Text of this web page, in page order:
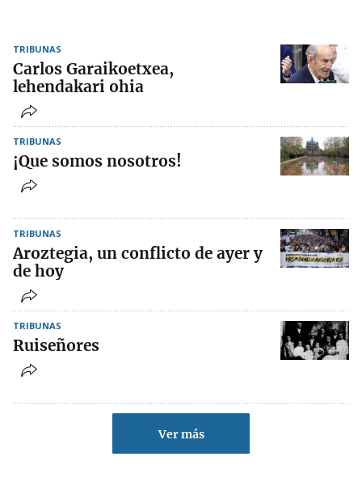
TRIBUNAS
Carlos Garaikoetxea,
lehendakari ohia
TRIBUNAS
¡Que somos nosotros!
TRIBUNAS
Aroztegia, un conflicto de ayer y
de hoy
TRIBUNAS
Ruiseñores
Ver más